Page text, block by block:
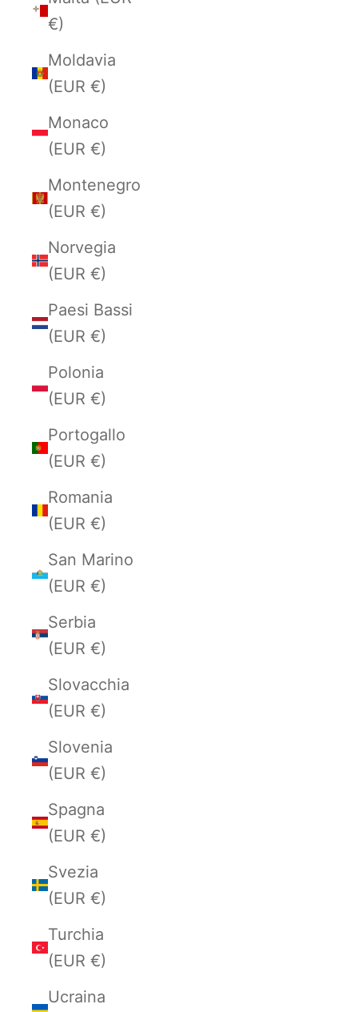
€)
Moldavia
(EUR €)
Monaco
(EUR €)
Montenegro
(EUR €)
Norvegia
(EUR €)
Paesi Bassi
(EUR €)
Polonia
(EUR €)
Portogallo
(EUR €)
Romania
(EUR €)
San Marino
(EUR €)
Serbia
(EUR €)
Slovacchia
(EUR €)
Slovenia
(EUR €)
Spagna
(EUR €)
Svezia
(EUR €)
Turchia
(EUR €)
Ucraina